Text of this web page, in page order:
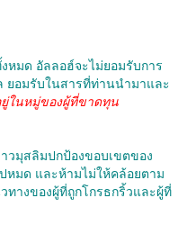
ยอมรับในสารที่ท่านนำมาและ
ในหมู่ของผู้ที่ขาดทุน
สลิมปกป้องขอบเขตของ
หมด และห้ามไม่ให้คล้อยตาม
ทางของผู้ที่ถูกโกรธกริ้วและผู้ที่